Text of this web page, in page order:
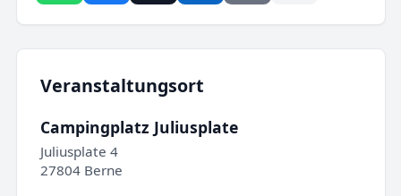
Veranstaltungsort
Campingplatz Juliusplate
Juliusplate 4
27804 Berne